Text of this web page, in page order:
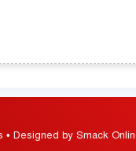
Designed by Smack